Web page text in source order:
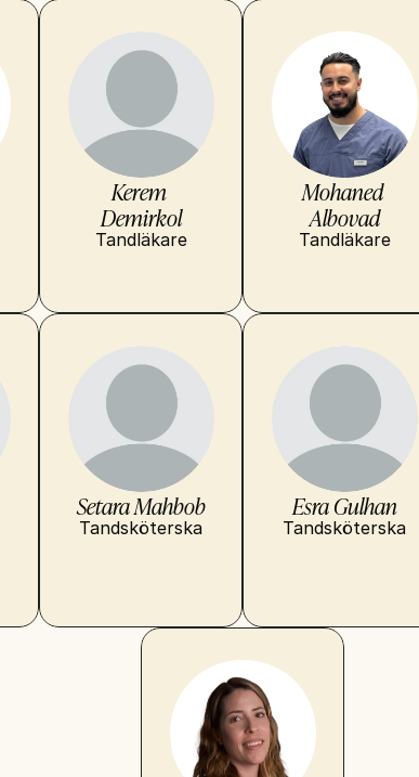
Kerem
Demirkol
Tandläkare
Mohaned
Albovad
Tandläkare
Setara Mahbob
Tandsköterska
Esra Gulhan
Tandsköterska